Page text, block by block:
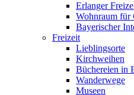
Erlanger
Wohnraum für
Bayerischer
Freizeit
Lieblingsorte
Kirchweihen
Büchereien in
Wanderwege
Museen